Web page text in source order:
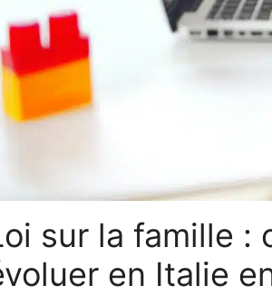
sur la famille :
en Italie